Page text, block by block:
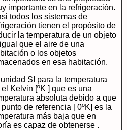
importante en la refrigeración.
todos los sistemas de
tienen el propósito de
la temperatura de un objeto
que el aire de una
o los objetos
en esa habitación.
SI para la temperatura
Kelvin [ºK ] que es una
absoluta debido a que
de referencia [ 0ºK] es la
más baja que en
es capaz de obtenerse .